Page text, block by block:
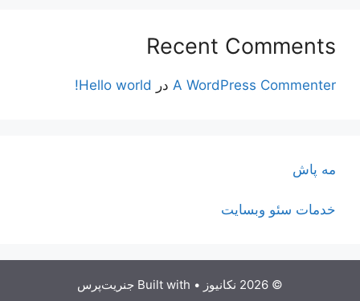
Recent Comments
A WordPress Commenter در Hello world!
مه پاش
خدمات سئو وبسایت
© 2026 نکانیوز • Built with جنریت‌پرس